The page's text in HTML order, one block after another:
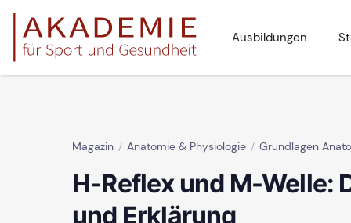
Ausbildungen
Magazin Anatomie & Physiologie Grundlagen
H-Reflex und M-Welle:
und Erklärung